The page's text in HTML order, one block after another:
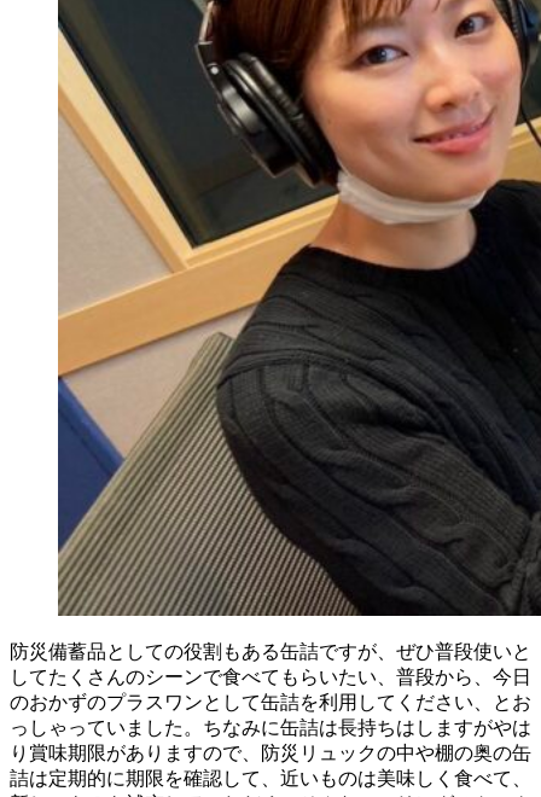
防災備蓄品としての役割もある缶詰ですが、ぜひ普段使いと
してたくさんのシーンで食べてもらいたい、普段から、今日
のおかずのプラスワンとして缶詰を利用してください、とお
っしゃっていました。ちなみに缶詰は長持ちはしますがやは
り賞味期限がありますので、防災リュックの中や棚の奥の缶
詰は定期的に期限を確認して、近いものは美味しく食べて、